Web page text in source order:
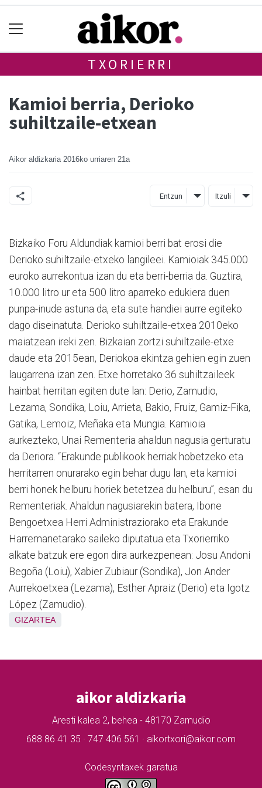
TXORIERRI
Kamioi berria, Derioko
suhiltzaile-etxean
Aikor aldizkaria 2016ko urriaren 21a
Entzun Itzuli
Bizkaiko Foru Aldundiak kamioi berri bat erosi die
Derioko suhiltzaile-etxeko langileei. Kamioiak 345.000
euroko aurrekontua izan du eta berri-berria da. Guztira,
10.000 litro ur eta 500 litro aparreko edukiera duen
punpa-inude astuna da, eta sute handiei aurre egiteko
dago diseinatuta. Derioko suhiltzaile-etxea 2010eko
maiatzean ireki zen. Bizkaian zortzi suhiltzaile-etxe
daude eta 2015ean, Deriokoa ekintza gehien egin zuen
laugarrena izan zen. Etxe horretako 36 suhiltzaileek
hainbat herritan egiten dute lan: Derio, Zamudio,
Lezama, Sondika, Loiu, Arrieta, Bakio, Fruiz, Gamiz-Fika,
Gatika, Lemoiz, Meñaka eta Mungia. Kamioia
aurkezteko, Unai Rementeria ahaldun nagusia gerturatu
da Deriora. “Erakunde publikook herriak hobetzeko eta
herritarren onurarako egin behar dugu lan, eta kamioi
berri honek helburu horiek betetzea du helburu”, esan du
Rementeriak. Ahaldun nagusiarekin batera, Ibone
Bengoetxea Herri Administraziorako eta Erakunde
Harremanetarako saileko diputatua eta Txorierriko
alkate batzuk ere egon dira aurkezpenean: Josu Andoni
Begoña (Loiu), Xabier Zubiaur (Sondika), Jon Ander
Aurrekoetxea (Lezama), Esther Apraiz (Derio) eta Igotz
López (Zamudio).
GIZARTEA
aikor aldizkaria
Aresti kalea 2, behea - 48170 Zamudio
688 86 41 35 · 747 406 561 · aikortxori@aikor.com
Codesyntaxek garatua